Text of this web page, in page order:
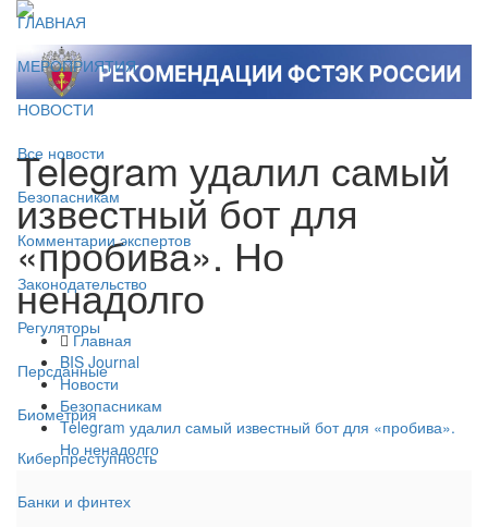
ГЛАВНАЯ
МЕРОПРИЯТИЯ
НОВОСТИ
Все новости
Безопасникам
Комментарии экспертов
Законодательство
Регуляторы
Персданные
Биометрия
Киберпреступность
Банки и финтех
Telegram удалил самый
известный бот для
«пробива». Но
ненадолго
Главная
BIS Journal
Новости
Безопасникам
Telegram удалил самый известный бот для «пробива».
Но ненадолго